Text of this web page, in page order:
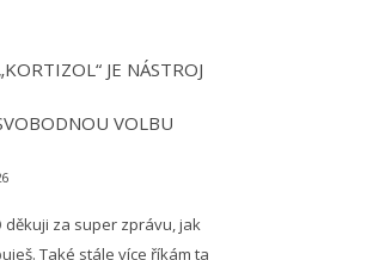
„KORTIZOL“ JE NÁSTROJ
VOLBU
děkuji za super zprávu, jak
Také stále více říkám ta